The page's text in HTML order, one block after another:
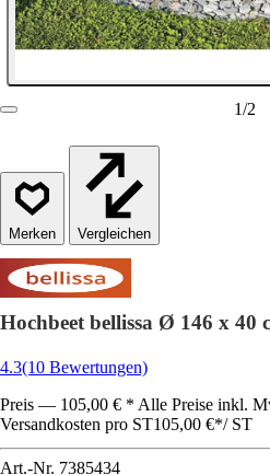
1/2
Vergleichen
Hochbeet bellissa Ø 146 x 40
4.3(10 Bewertungen)
Preis — 105,00 € * Alle Preise inkl.
Versandkosten pro ST105,00 €*/ ST
Art.-Nr. 7385434